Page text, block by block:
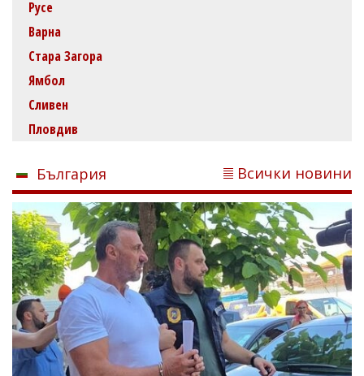
Русе
Варна
Стара Загора
Ямбол
Сливен
Пловдив
България Всички новини